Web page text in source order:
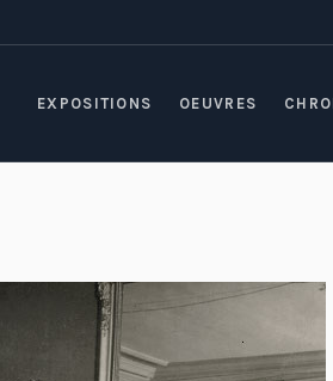
EXPOSITIONS OEUVRES